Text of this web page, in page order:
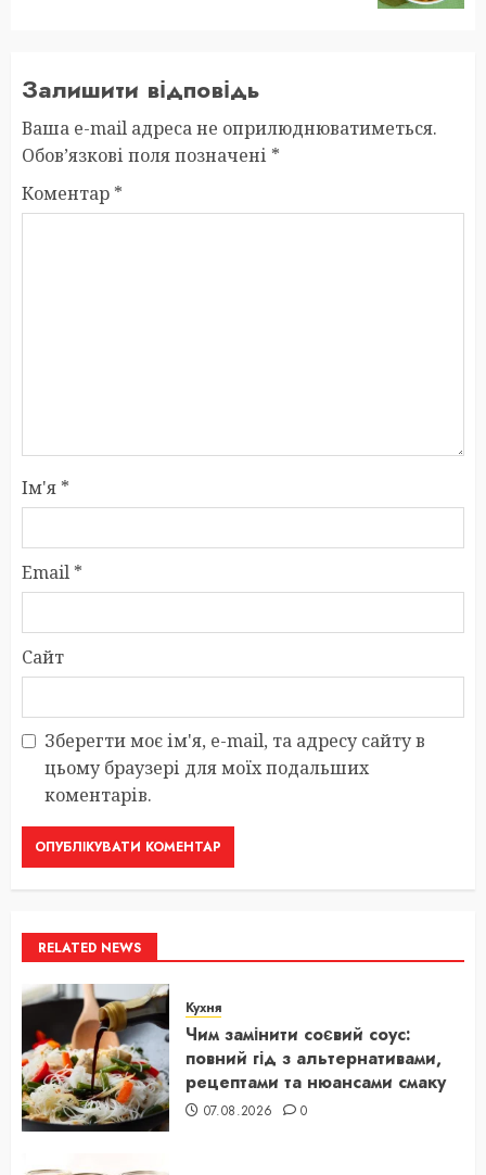
Залишити відповідь
Ваша e-mail адреса не оприлюднюватиметься.
Обов’язкові поля позначені *
Коментар *
Ім'я *
Email *
Сайт
Зберегти моє ім'я, e-mail, та адресу сайту в
цьому браузері для моїх подальших
коментарів.
RELATED NEWS
Кухня
Чим замінити соєвий соус:
повний гід з альтернативами,
рецептами та нюансами смаку
07.08.2026 0